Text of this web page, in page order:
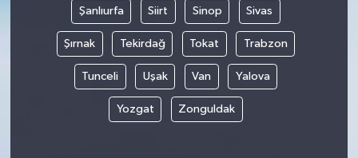
Şanlıurfa Siirt Sinop Sivas
Şırnak Tekirdağ Tokat Trabzon
Tunceli Uşak Van Yalova
Yozgat Zonguldak